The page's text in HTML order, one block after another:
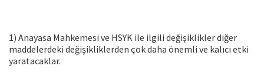
1) Anayasa Mahkemesi ve HSYK ile ilgili değişiklikler diğer
maddelerdeki değişikliklerden çok daha önemli ve kalıcı etki
yaratacaklar.